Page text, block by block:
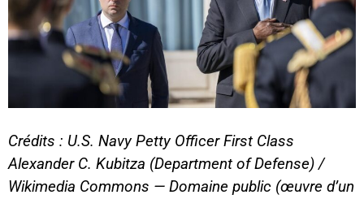
Crédits : U.S. Navy Petty Officer First Class
Alexander C. Kubitza (Department of Defense) /
Wikimedia Commons — Domaine public (œuvre d’un